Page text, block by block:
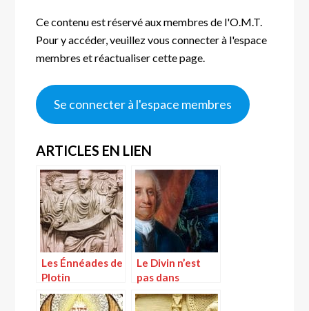
Ce contenu est réservé aux membres de l'O.M.T.
Pour y accéder, veuillez vous connecter à l'espace
membres et réactualiser cette page.
Se connecter à l'espace membres
ARTICLES EN LIEN
Les Énnéades de
Plotin
Le Divin n’est
pas dans
l’espace